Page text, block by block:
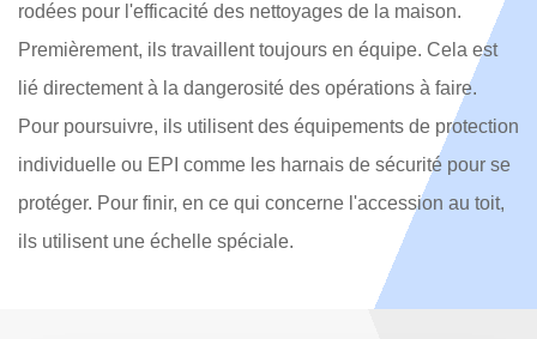
rodées pour l'efficacité des nettoyages de la maison.
Premièrement, ils travaillent toujours en équipe. Cela est
lié directement à la dangerosité des opérations à faire.
Pour poursuivre, ils utilisent des équipements de protection
individuelle ou EPI comme les harnais de sécurité pour se
protéger. Pour finir, en ce qui concerne l'accession au toit,
ils utilisent une échelle spéciale.